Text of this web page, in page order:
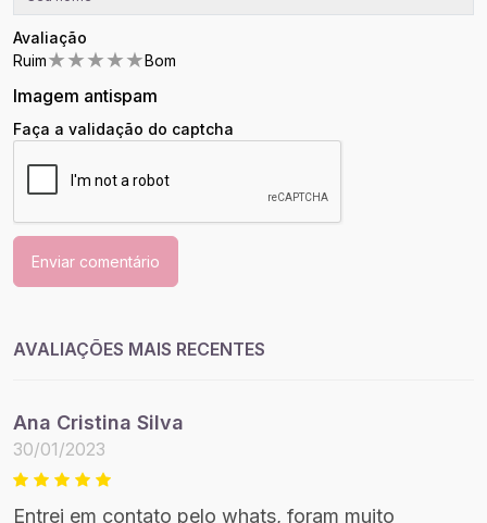
Avaliação
Ruim★★★★★Bom
Imagem antispam
Faça a validação do captcha
Enviar comentário
AVALIAÇÕES MAIS RECENTES
Ana Cristina Silva
30/01/2023
Entrei em contato pelo whats, foram muito